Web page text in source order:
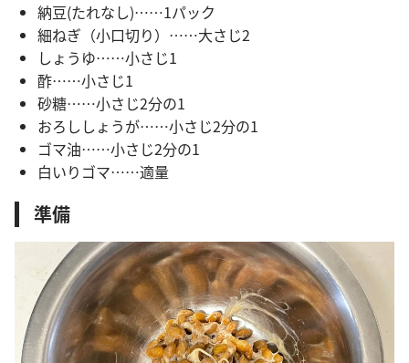
納豆(たれなし)……1パック
細ねぎ（小口切り）……大さじ2
しょうゆ……小さじ1
酢……小さじ1
砂糖……小さじ2分の1
おろししょうが……小さじ2分の1
ゴマ油……小さじ2分の1
白いりゴマ……適量
準備